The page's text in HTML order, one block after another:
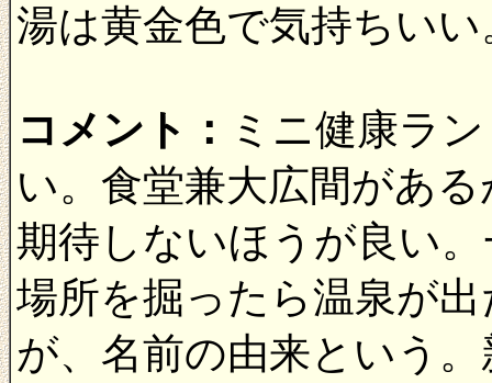
湯は黄金色で気持ちいい
コメント： ミニ健康ラ
い。食堂兼大広間があ
期待しないほうが良い
場所を掘ったら温泉が
が、名前の由来という